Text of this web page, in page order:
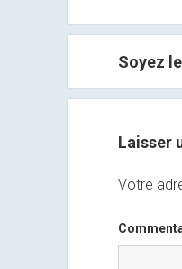
Soyez
Laisser
Votre